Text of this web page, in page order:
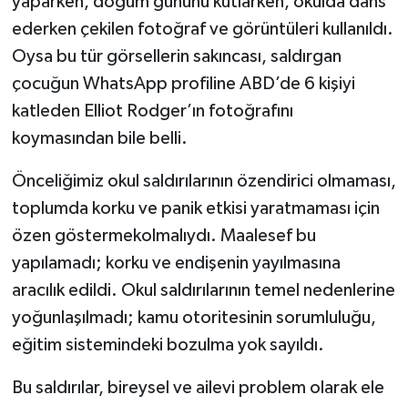
ederken çekilen fotoğraf ve görüntüleri kullanıldı.
Oysa bu tür görsellerin sakıncası, saldırgan
çocuğun WhatsApp profiline ABD’de 6 kişiyi
katleden Elliot Rodger’ın fotoğrafını
koymasından bile belli.
Önceliğimiz okul saldırılarının özendirici olmaması,
toplumda korku ve panik etkisi yaratmaması için
özen göstermekolmalıydı. Maalesef bu
yapılamadı; korku ve endişenin yayılmasına
aracılık edildi. Okul saldırılarının temel nedenlerine
yoğunlaşılmadı; kamu otoritesinin sorumluluğu,
eğitim sistemindeki bozulma yok sayıldı.
Bu saldırılar, bireysel ve ailevi problem olarak ele